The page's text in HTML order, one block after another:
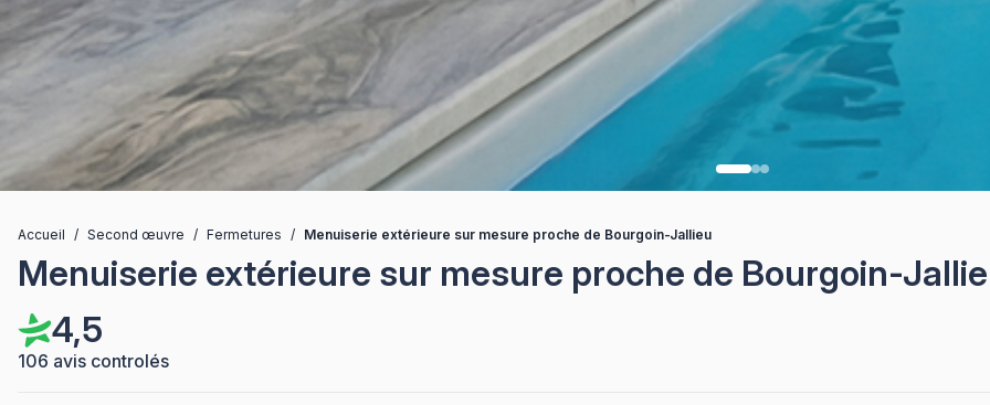
Accueil / Second œuvre / Fermetures / Menuiserie extérieure sur mesure proche de Bourgoin-Jallieu
Menuiserie extérieure sur mesure proche de Bourgoin-
4,5
106 avis controlés